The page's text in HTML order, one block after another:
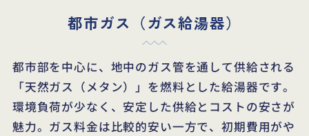
都市ガス（ガス給湯器）
都市部を中心に、地中のガス管を通して供給される
「天然ガス（メタン）」を燃料とした給湯器です。
環境負荷が少なく、安定した供給とコストの安さが
魅力。ガス料金は比較的安い一方で、初期費用がや